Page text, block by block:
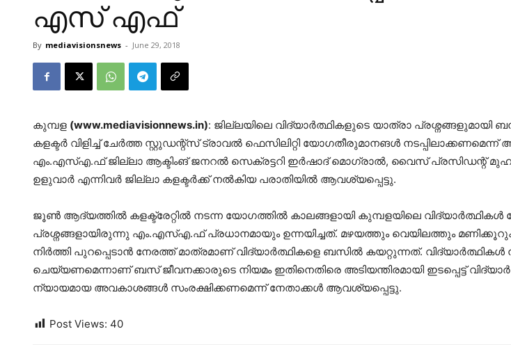
എസ് എഫ്
By mediavisionsnews - June 29, 2018
കുമ്പള (www.mediavisionnews.in): ജില്ലയിലെ വിദ്യാർത്ഥികളുടെ യാത്രാ പ്രശ്നങ്ങളുമായി
കളക്ടർ വിളിച്ച് ചേർത്ത സ്റ്റുഡന്റ്സ് ട്രാവൽ ഫെസിലിറ്റി യോഗതീരുമാനങൾ നടപ്പിലാക്കണമെന്ന്
എം.എസ്എ.ഫ് ജില്ലാ ആക്ടിംങ് ജനറൽ സെക്രട്ടറി ഇർഷാദ് മൊഗ്രാൽ, വൈസ് പ്രസിഡന്റ്
ഉളുവാർ എന്നിവർ ജില്ലാ കളക്ടർക്ക് നൽകിയ പരാതിയിൽ ആവശ്യപ്പെട്ടു.
ജൂൺ ആദ്യത്തിൽ കളക്ട്രേറ്റിൽ നടന്ന യോഗത്തിൽ കാലങ്ങളായി കുമ്പളയിലെ വിദ്യാർത്ഥികൾ
പ്രശ്നങ്ങളായിരുന്നു എം.എസ്എ.ഫ് പ്രധാനമായും ഉന്നയിച്ചത്. മഴയത്തും വെയിലത്തും
നിർത്തി പുറപ്പെടാൻ നേരത്ത് മാത്രമാണ് വിദ്യാർത്ഥികളെ ബസിൽ കയറ്റുന്നത്. വിദ്യാർത്ഥികൾ
ചെയ്യണമെന്നാണ് ബസ് ജീവനക്കാരുടെ നിയമം ഇതിനെതിരെ അടിയന്തിരമായി ഇടപ്പെട്ട്
ന്യായമായ അവകാശങ്ങൾ സംരക്ഷിക്കണമെന്ന് നേതാക്കൾ ആവശ്യപ്പെട്ടു.
Post Views: 40